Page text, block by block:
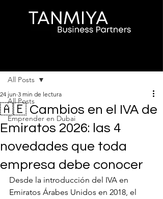
All Posts
Emprender en Dubai
All Posts
🇦🇪 Cambios en el IVA de
Emiratos 2026: las 4
novedades que toda
empresa debe conocer
24 jun 3 min de lectura
Desde la introducción del IVA en
Emiratos Árabes Unidos en 2018, el